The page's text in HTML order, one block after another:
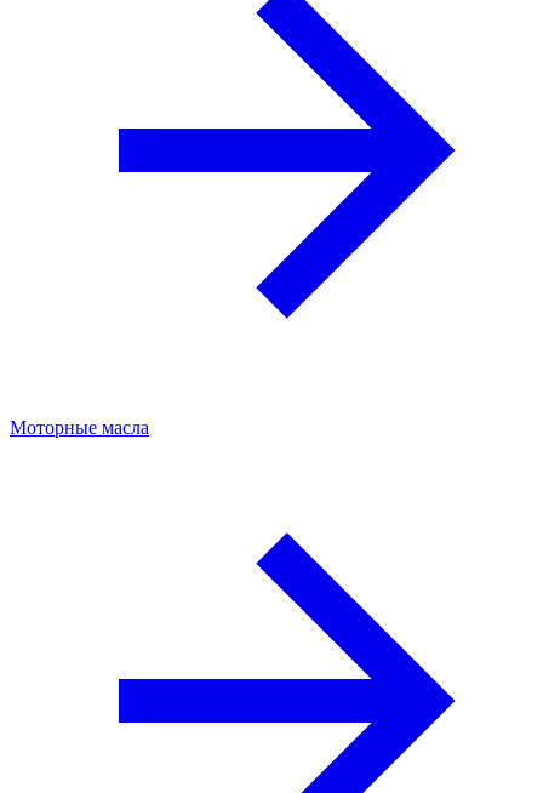
Моторные масла